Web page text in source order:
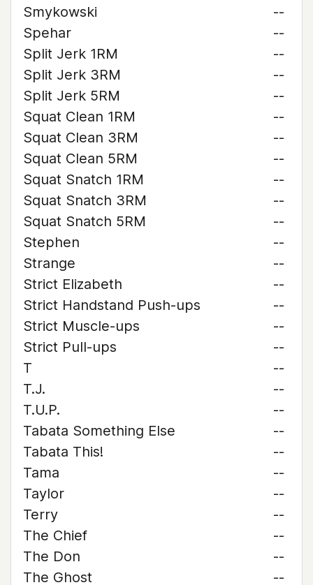
Smykowski
--
Spehar
--
Split Jerk 1RM
--
Split Jerk 3RM
--
Split Jerk 5RM
--
Squat Clean 1RM
--
Squat Clean 3RM
--
Squat Clean 5RM
--
Squat Snatch 1RM
--
Squat Snatch 3RM
--
Squat Snatch 5RM
--
Stephen
--
Strange
--
Strict Elizabeth
--
Strict Handstand Push-ups
--
Strict Muscle-ups
--
Strict Pull-ups
--
T
--
T.J.
--
T.U.P.
--
Tabata Something Else
--
Tabata This!
--
Tama
--
Taylor
--
Terry
--
The Chief
--
The Don
--
The Ghost
--